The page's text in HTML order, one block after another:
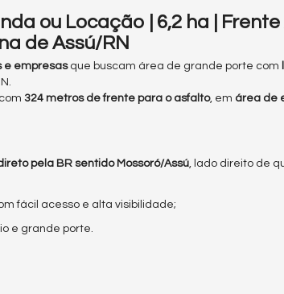
ou Locação | 6,2 ha | Frente
de Assú/RN
e empresasque buscam área de grande porte com
324 metros de frente para o asfalto, em área de
pela BR sentido Mossoró/Assú, lado direito de
fácil acesso e alta visibilidade;
e grande porte.